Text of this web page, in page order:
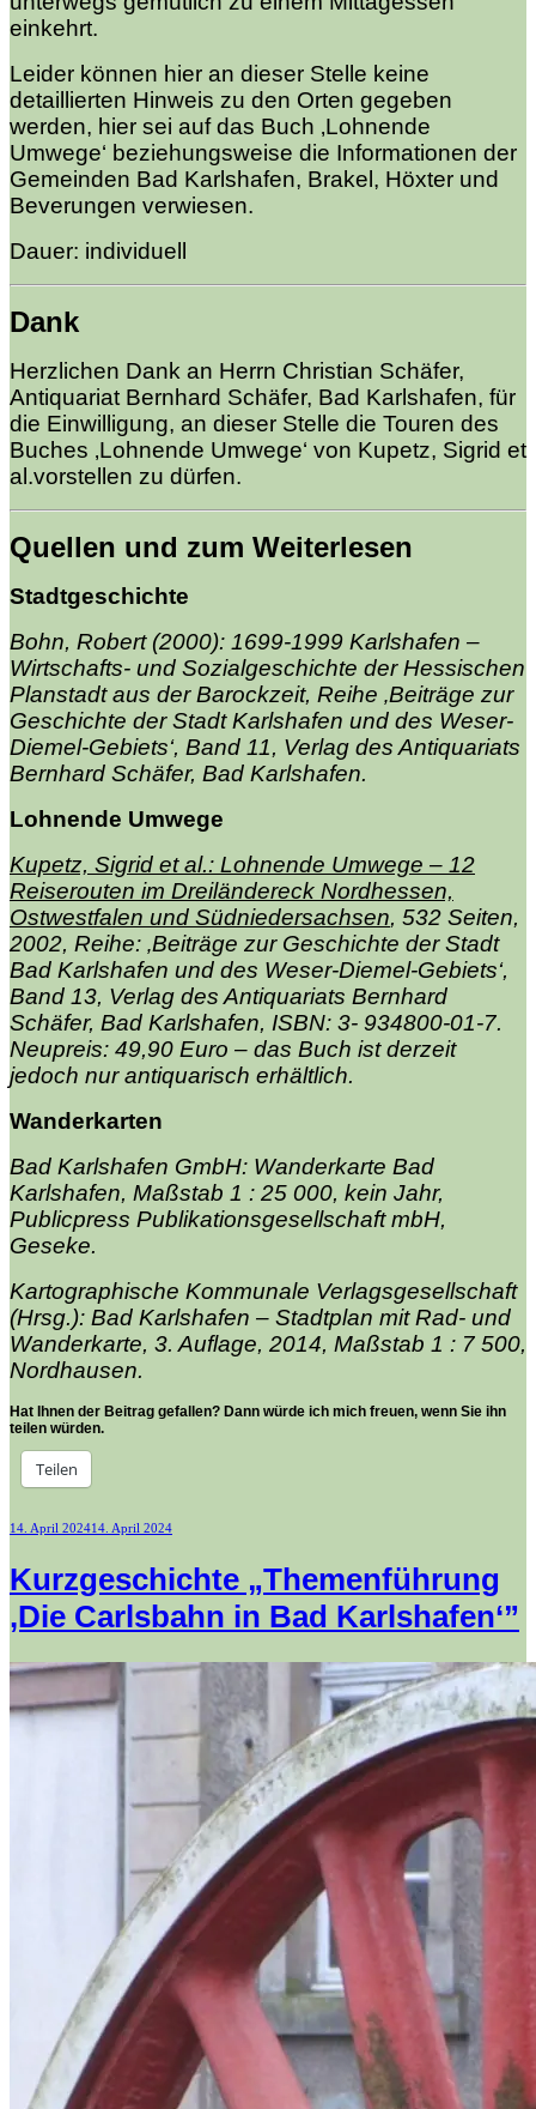
einkehrt.
Leider können hier an dieser Stelle keine
detaillierten Hinweis zu den Orten gegeben
werden, hier sei auf das Buch ‚Lohnende
Umwege‘ beziehungsweise die Informationen der
Gemeinden Bad Karlshafen, Brakel, Höxter und
Beverungen verwiesen.
Dauer: individuell
Dank
Herzlichen Dank an Herrn Christian Schäfer,
Antiquariat Bernhard Schäfer, Bad Karlshafen, für
die Einwilligung, an dieser Stelle die Touren des
Buches ‚Lohnende Umwege‘ von Kupetz, Sigrid et
al.vorstellen zu dürfen.
Quellen und zum Weiterlesen
Stadtgeschichte
Bohn, Robert (2000): 1699-1999 Karlshafen –
Wirtschafts- und Sozialgeschichte der Hessischen
Planstadt aus der Barockzeit, Reihe ‚Beiträge zur
Geschichte der Stadt Karlshafen und des Weser-
Diemel-Gebiets‘, Band 11, Verlag des Antiquariats
Bernhard Schäfer, Bad Karlshafen.
Lohnende Umwege
Kupetz, Sigrid et al.: Lohnende Umwege – 12
Reiserouten im Dreiländereck Nordhessen,
Ostwestfalen und Südniedersachsen, 532 Seiten,
2002, Reihe: ‚Beiträge zur Geschichte der Stadt
Bad Karlshafen und des Weser-Diemel-Gebiets‘,
Band 13, Verlag des Antiquariats Bernhard
Schäfer, Bad Karlshafen, ISBN: 3- 934800-01-7.
Neupreis: 49,90 Euro – das Buch ist derzeit
jedoch nur antiquarisch erhältlich.
Wanderkarten
Bad Karlshafen GmbH: Wanderkarte Bad
Karlshafen, Maßstab 1 : 25 000, kein Jahr,
Publicpress Publikationsgesellschaft mbH,
Geseke.
Kartographische Kommunale Verlagsgesellschaft
(Hrsg.): Bad Karlshafen – Stadtplan mit Rad- und
Wanderkarte, 3. Auflage, 2014, Maßstab 1 : 7 500,
Nordhausen.
Hat Ihnen der Beitrag gefallen? Dann würde ich mich freuen, wenn Sie ihn
teilen würden.
Teilen
Veröffentlicht
14. April 202414. April 2024
Kurzgeschichte „Themenführung
‚Die Carlsbahn in Bad Karlshafen‘”